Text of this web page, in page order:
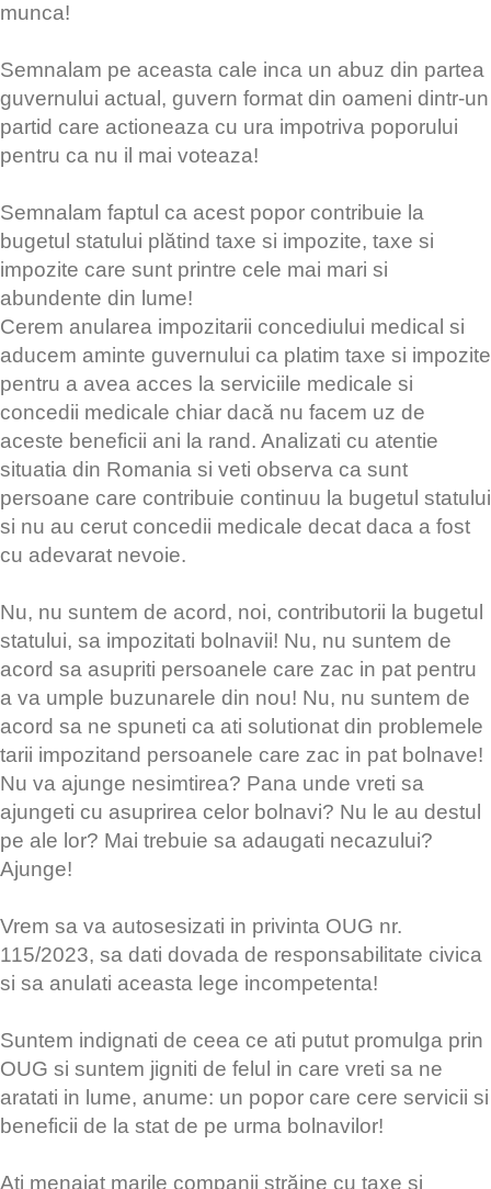
munca!
Semnalam pe aceasta cale inca un abuz din partea
guvernului actual, guvern format din oameni dintr-un
partid care actioneaza cu ura impotriva poporului
pentru ca nu il mai voteaza!
Semnalam faptul ca acest popor contribuie la
bugetul statului plătind taxe si impozite, taxe si
impozite care sunt printre cele mai mari si
abundente din lume!
Cerem anularea impozitarii concediului medical si
aducem aminte guvernului ca platim taxe si impozite
pentru a avea acces la serviciile medicale si
concedii medicale chiar dacă nu facem uz de
aceste beneficii ani la rand. Analizati cu atentie
situatia din Romania si veti observa ca sunt
persoane care contribuie continuu la bugetul statului
si nu au cerut concedii medicale decat daca a fost
cu adevarat nevoie.
Nu, nu suntem de acord, noi, contributorii la bugetul
statului, sa impozitati bolnavii! Nu, nu suntem de
acord sa asupriti persoanele care zac in pat pentru
a va umple buzunarele din nou! Nu, nu suntem de
acord sa ne spuneti ca ati solutionat din problemele
tarii impozitand persoanele care zac in pat bolnave!
Nu va ajunge nesimtirea? Pana unde vreti sa
ajungeti cu asuprirea celor bolnavi? Nu le au destul
pe ale lor? Mai trebuie sa adaugati necazului?
Ajunge!
Vrem sa va autosesizati in privinta OUG nr.
115/2023, sa dati dovada de responsabilitate civica
si sa anulati aceasta lege incompetenta!
Suntem indignati de ceea ce ati putut promulga prin
OUG si suntem jigniti de felul in care vreti sa ne
aratati in lume, anume: un popor care cere servicii si
beneficii de la stat de pe urma bolnavilor!
Ati menajat marile companii străine cu taxe si